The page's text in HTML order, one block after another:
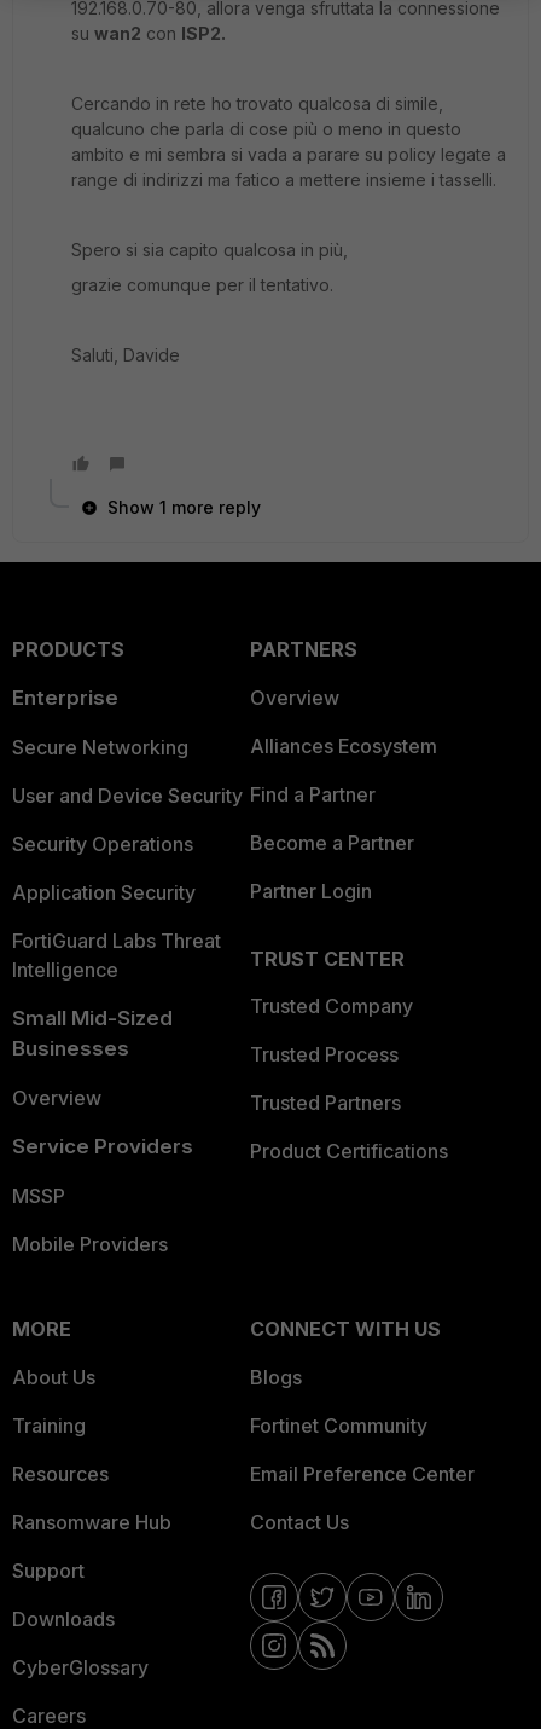
192.168.0.70-80, allora venga sfruttata la connessione
su wan2 con ISP2.
Cercando in rete ho trovato qualcosa di simile,
qualcuno che parla di cose più o meno in questo
ambito e mi sembra si vada a parare su policy legate a
range di indirizzi ma fatico a mettere insieme i tasselli.
Spero si sia capito qualcosa in più,
grazie comunque per il tentativo.
Saluti, Davide
Show 1 more reply
PRODUCTS
Enterprise
Secure Networking
User and Device Security
Security Operations
Application Security
FortiGuard Labs Threat
Intelligence
Small Mid-Sized
Businesses
Overview
Service Providers
MSSP
Mobile Providers
PARTNERS
Overview
Alliances Ecosystem
Find a Partner
Become a Partner
Partner Login
TRUST CENTER
Trusted Company
Trusted Process
Trusted Partners
Product Certifications
MORE
About Us
Training
Resources
Ransomware Hub
Support
Downloads
CyberGlossary
Careers
CONNECT WITH US
Blogs
Fortinet Community
Email Preference Center
Contact Us